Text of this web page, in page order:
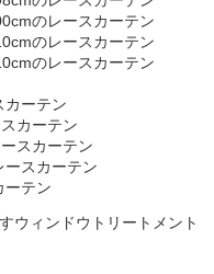
のレースカーテン
のレースカーテン
のレースカーテン
カーテン
カーテン
スカーテン
ースカーテン
ーテン
ウィンドウトリートメント